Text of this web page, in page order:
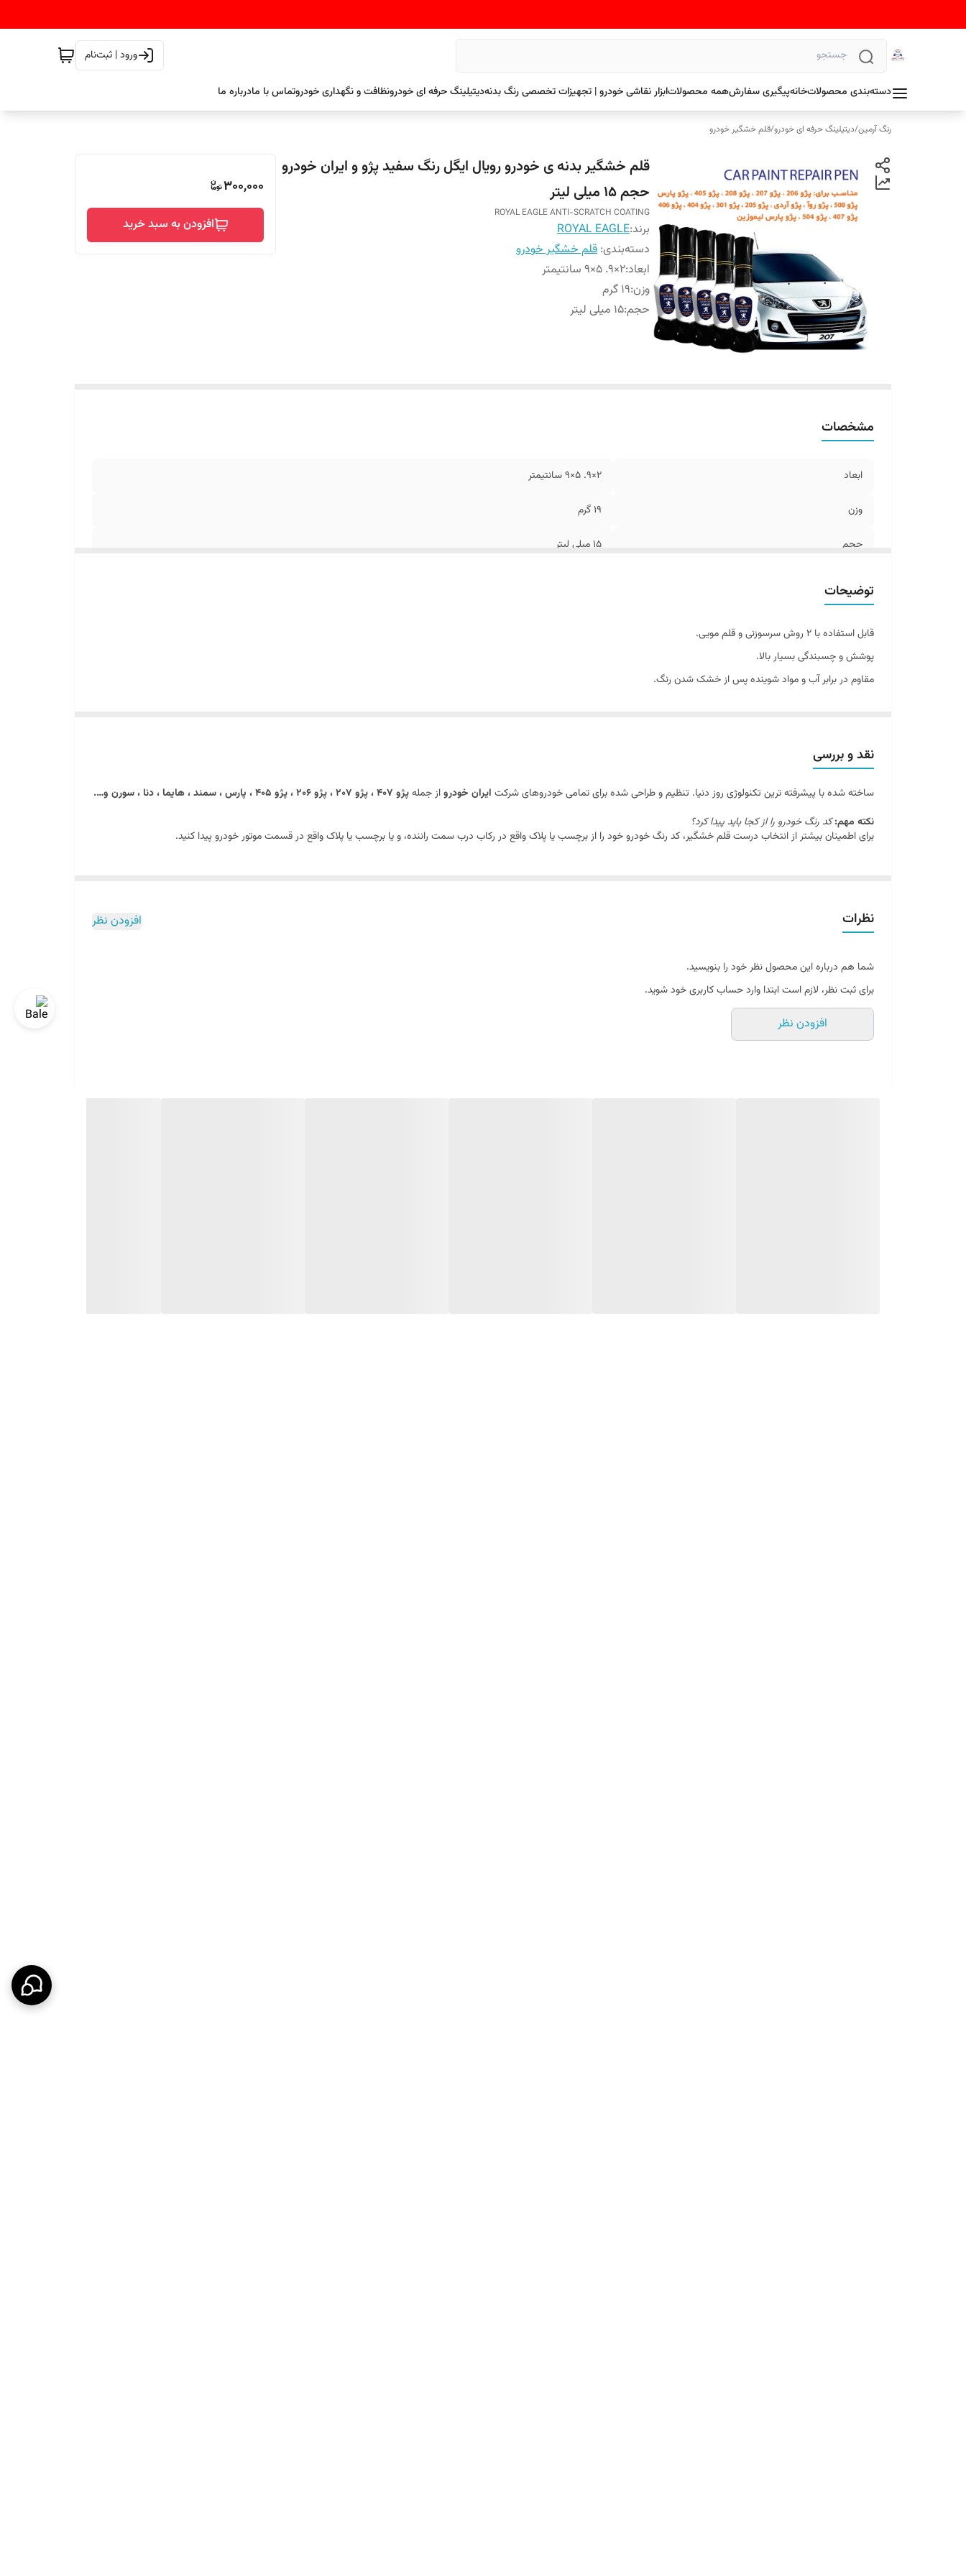
ورود | ثبت‌نام
دسته‌بندی محصولاتخانهپیگیری سفارشهمه محصولاتابزار نقاشی خودرو | تجهیزات تخصصی رنگ بدنهدیتیلینگ حرفه ای خودرونظافت و نگهداری خودروتماس با مادرباره ما
رنگ آرمین/دیتیلینگ حرفه ای خودرو/قلم خشگیر خودرو
قلم خشگیر بدنه ی خودرو رویال ایگل رنگ سفید پژو و ایران خودرو
حجم ۱۵ میلی لیتر
ROYAL EAGLE ANTI-SCRATCH COATING
برند:ROYAL EAGLE
دسته‌بندی: قلم خشگیر خودرو
ابعاد:2×9. 5×9 سانتیمتر
وزن:۱۹ گرم
حجم:۱۵ میلی لیتر
300,000
افزودن به سبد خرید
مشخصات
ابعاد 2×9. 5×9 سانتیمتر
وزن ۱۹ گرم
حجم ۱۵ میلی لیتر
توضیحات
قابل استفاده با ۲ روش سرسوزنی و قلم مویی.
پوشش و چسبندگی بسیار بالا.
مقاوم در برابر آب و مواد شوینده پس از خشک شدن رنگ.
موارد استفاده: خشگیر، سنگ خوردگی، ساییدگی
انطباق مناسب با رنگ اصلی بدنه ی خودرو
تهیه شده از رنگ بر پایه ی رزین مرغوب اکریلیک(هوا خشک)
مقاوم در برابر سرما تا ۱۵- درجه و گرما تا ۵۰+ درجه، عوامل جوی و اشعه ی ماورای بنفش
مقاومت و سختی بالای سطح رنگ شده همراه با انعطاف بالا
توجه: کد رنگ اتومبیل را میتوان از برچسب یا پلاک واقع در رکاب درب راننده و یا قسمت موتور خودرو پیدا نمود.
نقد و بررسی
ساخته شده با پیشرفته ترین تکنولوژی روز دنیا. تنظیم و طراحی شده برای تمامی خودروهای شرکت ایران خودرواز جملهپژو 407 ، پژو 207 ، پژو 206 ، پژو 405 ، پارس ، سمند ، هایما ، دنا ، سورن و….
نکته مهم: کد رنگ خودرو را از کجا باید پیدا کرد؟
برای اطمینان بیشتر از انتخاب درست قلم خشگیر، کد رنگ خودرو خود را از برچسب یا پلاک واقع در رکاب درب سمت راننده، و یا برچسب یا پلاک واقع در قسمت موتور خودرو پیدا کنید.
نظرات افزودن نظر
شما هم درباره این محصول نظر خود را بنویسید.
برای ثبت نظر، لازم است ابتدا وارد حساب کاربری خود شوید.
افزودن نظر